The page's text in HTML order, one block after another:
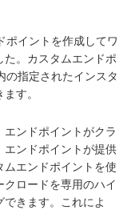
ポイントを作成してワ
。カスタムエンドポ
の指定されたインスタ
す。
ンドポイントがクラ
エンドポイントが提供
エンドポイントを使
ロードを専用のハイ
きます。これによ